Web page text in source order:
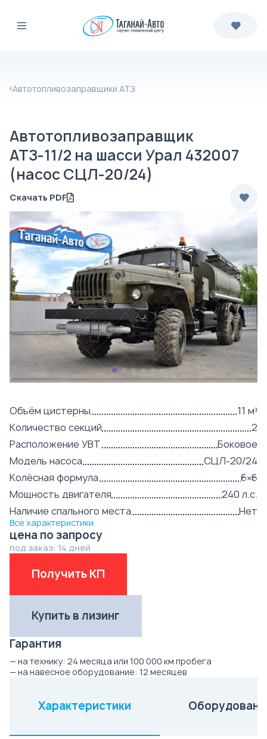
Автотопливозаправщики АТЗ
Автотопливозаправщик
АТЗ-11/2 на шасси Урал 432007
(насос СЦЛ-20/24)
Скачать PDF
Объём цистерны
11 м³
Количество секций
2
Расположение УВТ
Боковое
Модель насоса
СЦЛ-20/24
Колёсная формула
6×6
Мощность двигателя
240 л.с.
Наличие спального места
Нет
Все характеристики
цена по запросу
под заказ: 14 дней
Получить КП
Купить в лизинг
Гарантия
— на технику: 24 месяца или 100 000 км пробега
— на навесное оборудование: 12 месяцев
Характеристики